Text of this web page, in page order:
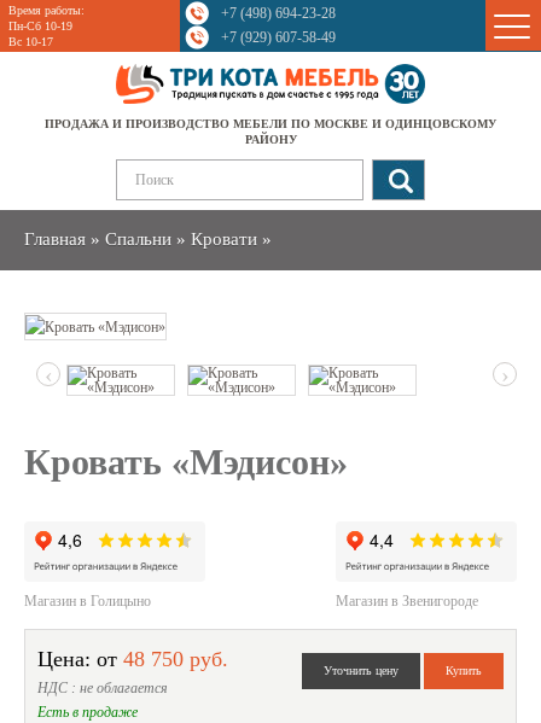
Время работы:
Пн-Сб 10-19
Вс 10-17
+7 (498) 694-23-28
+7 (929) 607-58-49
ПРОДАЖА И ПРОИЗВОДСТВО МЕБЕЛИ ПО МОСКВЕ И ОДИНЦОВСКОМУ
РАЙОНУ
Главная » Спальни » Кровати »
Sale
‹ ›
Кровать «Мэдисон»
Магазин в Голицыно Магазин в Звенигороде
Цена: от 48 750 руб.
НДС : не облагается
Есть в продаже